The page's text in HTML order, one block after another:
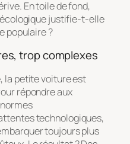
En toile de fond,
justifie-t-elle
populaire ?
trop complexes
la petite voiture est
répondre aux
technologiques,
toujours plus